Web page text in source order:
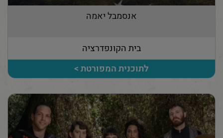
אנסמבל יאמה
בית הקונפדרציה
לתוכנית המפורטת >